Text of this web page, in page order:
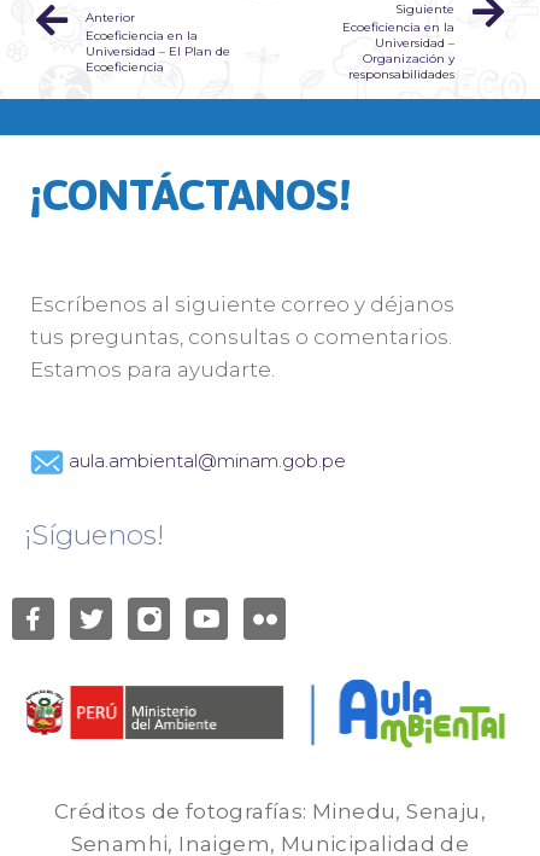
Anterior
Ecoeficiencia en la
Universidad – El Plan de
Ecoeficiencia
Siguiente
Ecoeficiencia en la
Universidad –
Organización y
responsabilidades
¡CONTÁCTANOS!
Escríbenos al siguiente correo y déjanos
tus preguntas, consultas o comentarios.
Estamos para ayudarte.
aula.ambiental@minam.gob.pe
¡Síguenos!
Créditos de fotografías: Minedu, Senaju,
Senamhi, Inaigem, Municipalidad de